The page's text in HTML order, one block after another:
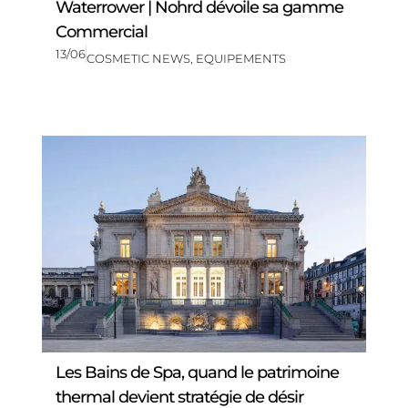
Waterrower | Nohrd dévoile sa gamme
Commercial
13/06COSMETIC NEWS, EQUIPEMENTS
Les Bains de Spa, quand le patrimoine
thermal devient stratégie de désir